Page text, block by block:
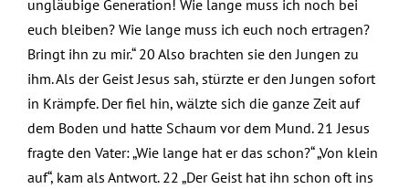
ungläubige Generation! Wie lange muss ich noch bei
euch bleiben? Wie lange muss ich euch noch ertragen?
Bringt ihn zu mir.“ 20 Also brachten sie den Jungen zu
ihm. Als der Geist Jesus sah, stürzte er den Jungen sofort
in Krämpfe. Der fiel hin, wälzte sich die ganze Zeit auf
dem Boden und hatte Schaum vor dem Mund. 21 Jesus
fragte den Vater: „Wie lange hat er das schon?“ „Von klein
auf“, kam als Antwort. 22 „Der Geist hat ihn schon oft ins